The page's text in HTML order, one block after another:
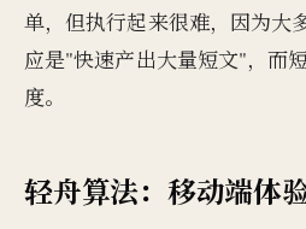
单，但执行起来很难，因为大
应是"快速产出大量短文"，而
度。
轻舟算法：移动端体